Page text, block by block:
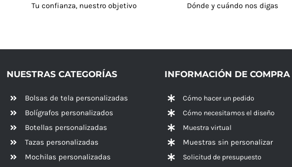
Tu confianza, nuestro objetivo
Dónde y cuándo nos digas
NUESTRAS CATEGORÍAS
Bolsas de tela personalizadas
Bolígrafos personalizados
Botellas personalizadas
Tazas personalizadas
Mochilas personalizadas
INFORMACIÓN DE COMPRA
Cómo hacer un pedido
Cómo necesitamos el diseño
Muestra virtual
Muestras sin personalizar
Solicitud de presupuesto